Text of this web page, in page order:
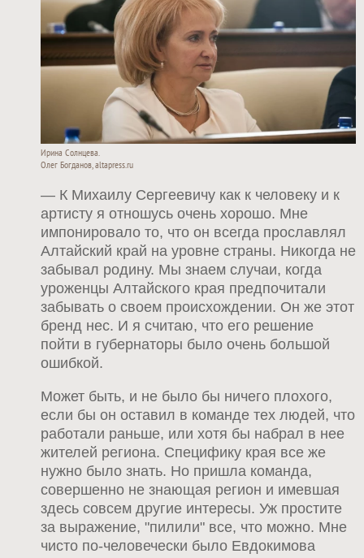
Ирина Солнцева.
Олег Богданов, altapress.ru
— К Михаилу Сергеевичу как к человеку и к
артисту я отношусь очень хорошо. Мне
импонировало то, что он всегда прославлял
Алтайский край на уровне страны. Никогда не
забывал родину. Мы знаем случаи, когда
уроженцы Алтайского края предпочитали
забывать о своем происхождении. Он же этот
бренд нес. И я считаю, что его решение
пойти в губернаторы было очень большой
ошибкой.
Может быть, и не было бы ничего плохого,
если бы он оставил в команде тех людей, что
работали раньше, или хотя бы набрал в нее
жителей региона. Специфику края все же
нужно было знать. Но пришла команда,
совершенно не знающая регион и имевшая
здесь совсем другие интересы. Уж простите
за выражение, "пилили" все, что можно. Мне
чисто по-человечески было Евдокимова